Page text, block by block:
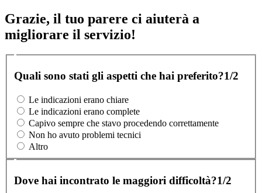
Grazie, il tuo parere ci aiuterà a
migliorare il servizio!
Quali sono stati gli aspetti che hai preferito?1/2
Le indicazioni erano chiare
Le indicazioni erano complete
Capivo sempre che stavo procedendo correttamente
Non ho avuto problemi tecnici
Altro
Dove hai incontrato le maggiori difficoltà?1/2